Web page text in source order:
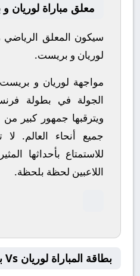
معلق مباراة لوريان
سيكون المعلق الرياضي
لوريان و بريست.
مواجهة لوريان و
الجولة في بطولة
ويترقبها جمهور كبير
جميع أنحاء العالم.
لا
للاستمتاع بأحداثها
اللاعبين لحظة بلحظة.
بطاقة المباراة لوريان Vs بريست